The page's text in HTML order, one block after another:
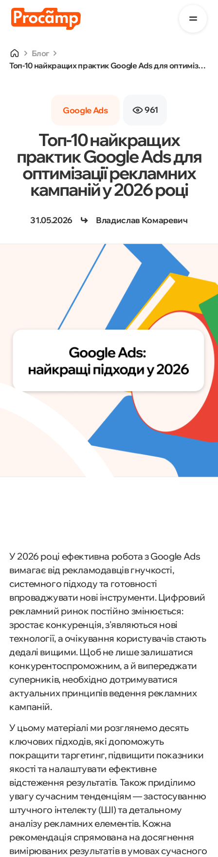
Блог
Топ-10 найкращих практик Google Ads для оптимізації рекламних кампаній у 2026 році
Google Ads 961
Топ-10 найкращих
практик Google Ads для
оптимізації рекламних
кампаній у 2026 році
31.05.2026 Владислав Комаревич
У 2026 році ефективна робота з Google Ads
вимагає від рекламодавців гнучкості,
системного підходу та готовності
впроваджувати нові інструменти. Цифровий
рекламний ринок постійно змінюється:
зростає конкуренція, з'являються нові
технології, а очікування користувачів стають
дедалі вищими. Щоб не лише залишатися
конкурентоспроможним, а й випереджати
суперників, необхідно дотримуватися
актуальних принципів ведення рекламних
кампаній.
У цьому матеріалі ми розглянемо десять
ключових підходів, які допоможуть
покращити таргетинг, підвищити показники
якості та налаштувати ефективне
відстеження результатів. Також приділимо
увагу сучасним тенденціям — застосуванню
штучного інтелекту (ШІ) та детальному
аналізу рекламних елементів. Кожна
рекомендація спрямована на досягнення
вимірюваних результатів в умовах сучасного